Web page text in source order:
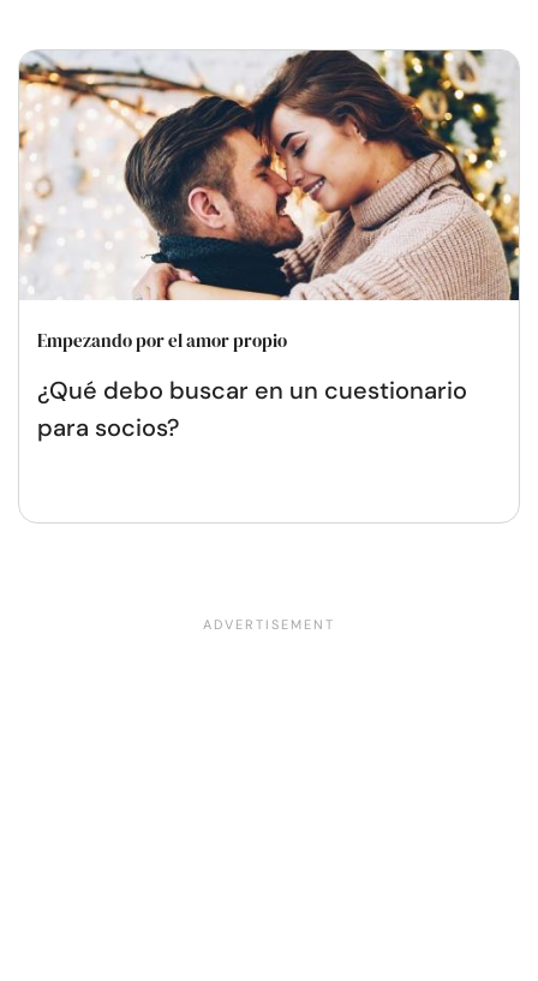
Empezando por el amor propio
¿Qué debo buscar en un cuestionario
para socios?